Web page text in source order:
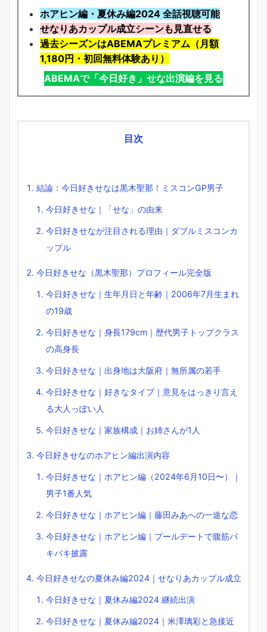
ホアヒン編・夏休み編2024 全話視聴可能
せなりあカップル成立シーンも見直せる
過去シーズンはABEMAプレミアム（月額
1,180円・初回無料体験あり）
ABEMAで「今日好き」せな出演編を見る
目次
結論：今日好きせなは黒木聖那！ミスコンGP男子
今日好きせな｜「せな」の由来
今日好きせなが注目される理由｜ダブルミスコンカ
ップル
今日好きせな（黒木聖那）プロフィール完全版
今日好きせな｜生年月日と年齢｜2006年7月生まれ
の19歳
今日好きせな｜身長179cm｜歴代男子トップクラス
の高身長
今日好きせな｜出身地は大阪府｜無所属の若手
今日好きせな｜好きなタイプ｜意見をはっきり言え
る大人っぽい人
今日好きせな｜家族構成｜お姉さんが1人
今日好きせなのホアヒン編出演内容
今日好きせな｜ホアヒン編（2024年6月10日〜）｜
男子1番人気
今日好きせな｜ホアヒン編｜藤田みあへの一途な恋
今日好きせな｜ホアヒン編｜プールデートで腹筋バ
キバキ披露
今日好きせなの夏休み編2024｜せなりあカップル成立
今日好きせな｜夏休み編2024 継続出演
今日好きせな｜夏休み編2024｜米澤璃彩と急接近